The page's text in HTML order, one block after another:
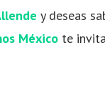
y deseas
México te